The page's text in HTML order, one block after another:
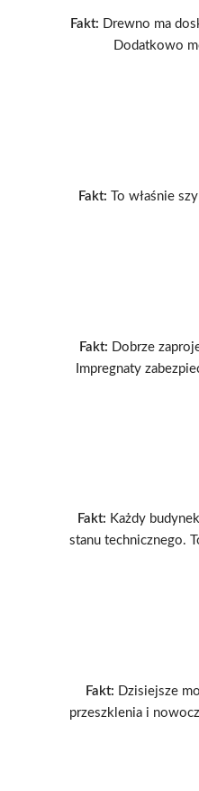
Fakt: Drewno ma
Dodatkowo
Fakt: To właśnie
Fakt: Dobrze
Impregnaty
Fakt: Każdy
stanu technicznego.
Fakt: Dzisiejsze
przeszklenia i